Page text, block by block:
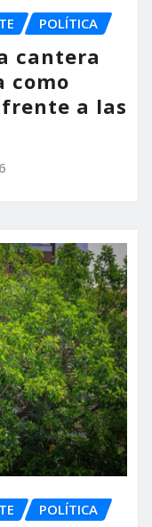
POLÍTICA
cantera
como
a las
POLÍTICA